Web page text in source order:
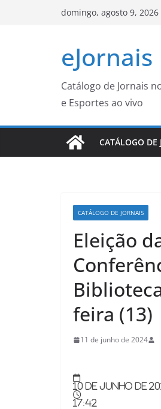
domingo, agosto 9, 2026
eJornais
Catálogo de Jornais
e Esportes ao vivo
CATÁLOGO DE
CATÁLOGO DE JORNAIS
Eleição
feira (13)
11 de junho de 2024
10 de junho de
17:42